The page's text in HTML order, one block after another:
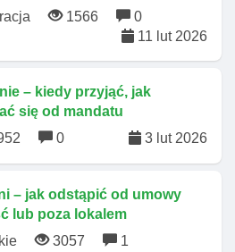
1566
0
11 lut 2026
– kiedy przyjąć, jak
się od mandatu
0 3 lut 2026
– jak odstąpić od umowy
lub poza lokalem
3057
1